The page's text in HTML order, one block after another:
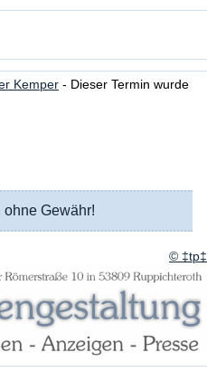
Kemper - Dieser Termin wurde
Gewähr!
© ‡tp‡